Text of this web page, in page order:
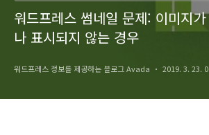
워드프레스 썸네일 문제: 이미지
나 표시되지 않는 경우
워드프레스 정보를 제공하는 블로그 Avada 2019. 3. 23.